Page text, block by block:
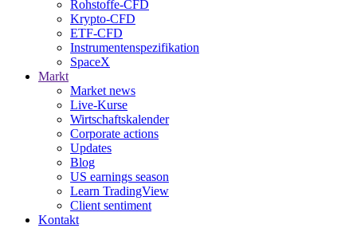
Rohstoffe-CFD
Krypto-CFD
ETF-CFD
Instrumentenspezifikation
SpaceX
Markt
Market news
Live-Kurse
Wirtschaftskalender
Corporate actions
Updates
Blog
US earnings season
Learn TradingView
Client sentiment
Kontakt